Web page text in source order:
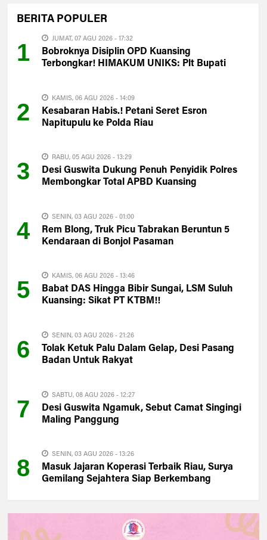
BERITA POPULER
1
JUMAT, 07 AGU 2026 - 17:32
Bobroknya Disiplin OPD Kuansing
Terbongkar! HIMAKUM UNIKS: Plt Bupati
2
KAMIS, 06 AGU 2026 - 14:09
Kesabaran Habis.! Petani Seret Esron
Napitupulu ke Polda Riau
3
RABU, 05 AGU 2026 - 13:29
Desi Guswita Dukung Penuh Penyidik Polres
Membongkar Total APBD Kuansing
4
SENIN, 03 AGU 2026 - 01:00
Rem Blong, Truk Picu Tabrakan Beruntun 5
Kendaraan di Bonjol Pasaman
5
KAMIS, 06 AGU 2026 - 13:46
Babat DAS Hingga Bibir Sungai, LSM Suluh
Kuansing: Sikat PT KTBM!!
6
SENIN, 03 AGU 2026 - 21:26
Tolak Ketuk Palu Dalam Gelap, Desi Pasang
Badan Untuk Rakyat
7
SABTU, 08 AGU 2026 - 12:27
Desi Guswita Ngamuk, Sebut Camat Singingi
Maling Panggung
8
SENIN, 03 AGU 2026 - 13:26
Masuk Jajaran Koperasi Terbaik Riau, Surya
Gemilang Sejahtera Siap Berkembang